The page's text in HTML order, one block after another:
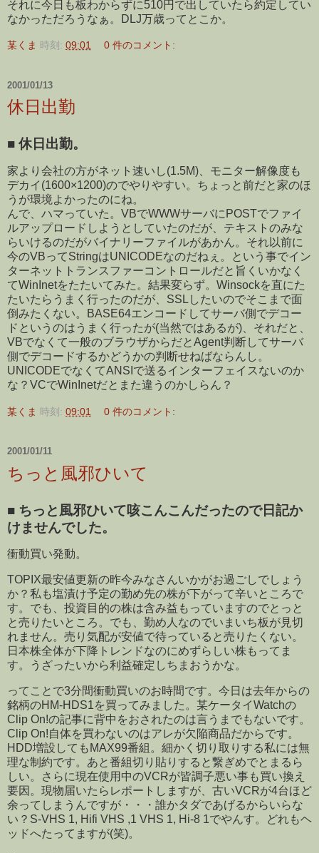
それに今日も板わからずに510円で出していたら約定してい
なかっただろうなぁ。DLJ万歳ってとこか。
某くま 時刻: 09:01 0 件のコメント:
2001/01/13
休日出勤
■ 休日出勤。
家より会社の方がネット速いし(1.5M)、モニター解像度も
デカイ(1600×1200)のでやりやすい。ちょっと前だと家のほ
うが環境よかったのにね。
んで、ハマっていた。VBでWWWサーバにPOSTでファイ
ルアップロードしようとしていたのだが、テキストのみな
らいけるのだがバイナリーファイルがあかん。それ以前に
今のVBってStringはUNICODEなのだねぇ。という事でイン
ターネットトランスファーコントロールだと旨くいかなく
てWinInetをたたいてみた。結果変らず。Winsockを直にた
たいたらうまく行ったのだが、SSLしたいのでそこまで面
倒みたくない。BASE64エンコードしてサーバ側でデコー
ドというのはうまく行ったが(当然ではあるが)、それだと、
VBでなくて一般のブラウザからだとAgent判断してサーバ
側でデコードするかどうかの判断せねばならんし。
UNICODEでなくてANSIで送るインターフェイスないのか
な？VCでWinInetだとまた違うのかしらん？
某くま 時刻: 09:01 0 件のコメント:
2001/01/11
ちっと風邪ひいて
■ ちっと風邪ひいて咳こんこんだったので日記か
けませんでした。
衝動買い発動。
TOPIX最安値更新の昨今みなさんいかがお過ごしでしょう
か？私も塩漬け予定の勤め先の株が下がって辛いところで
す。でも、投資目的の株は含み益もっていますのでとっと
と売りたいところ。でも、勤め人なのでいまいち板が見切
れません。売り気配が安値で待っていると売りたくない。
日本株全体が下降トレンドなのにめずらしい株もってま
す。うざったいから利益確定しちまおうかな。
ってことで3分間衝動買いのお時間です。今日は去年からの
銘柄のHM-HDS1を買ってみました。某ケータイWatchの
Clip On!の記事に背中をおされたのは言うまでもないです。
Clip On!自体を買わないのはアレが欠陥商品だからです。
HDD増設してもMAX99番組。細かく切り取りする私には無
理な制約です。あと番組切り貼りすると繋ぎめでとまるら
しい。さらに現在使用中のVCRが皆調子悪い事も買い換え
要因。現物届いたらレポートしますが、古いVCRが4台ほど
余ってしまうんですが・・・誰かタダであげるからいらな
い？S-VHS 1, Hifi VHS ,1 VHS 1, Hi-8 1でやんす。どれもヘ
ッドへたってますが(笑)。